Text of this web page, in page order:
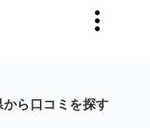
から口コミを探す